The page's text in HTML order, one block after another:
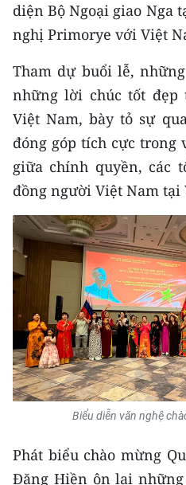
Đông Nam Bộ
Chuyên trang Hà Nội
Chuyên trang TP. Hồ Chí
CHUYÊN ĐỀ
CÁC CHUYÊN TRANG
VỀ BÁO NHÂN DÂN
THỜI NAY
NHÂN DÂN CUỐI TUẦN
NHÂN DÂN HẰNG THÁNG
MUA BÁO
ĐỌC BÁO IN
diện Bộ Ngoại giao Nga
nghị Primorye với Việt
Tham dự buổi lễ,
những lời chúc tốt đẹp
Việt Nam, bày tỏ sự
đóng góp tích cực trong
giữa chính quyền, các
đồng người Việt Nam tại
Biểu diễn văn nghệ
Phát biểu chào mừng
Đăng Hiền ôn lại